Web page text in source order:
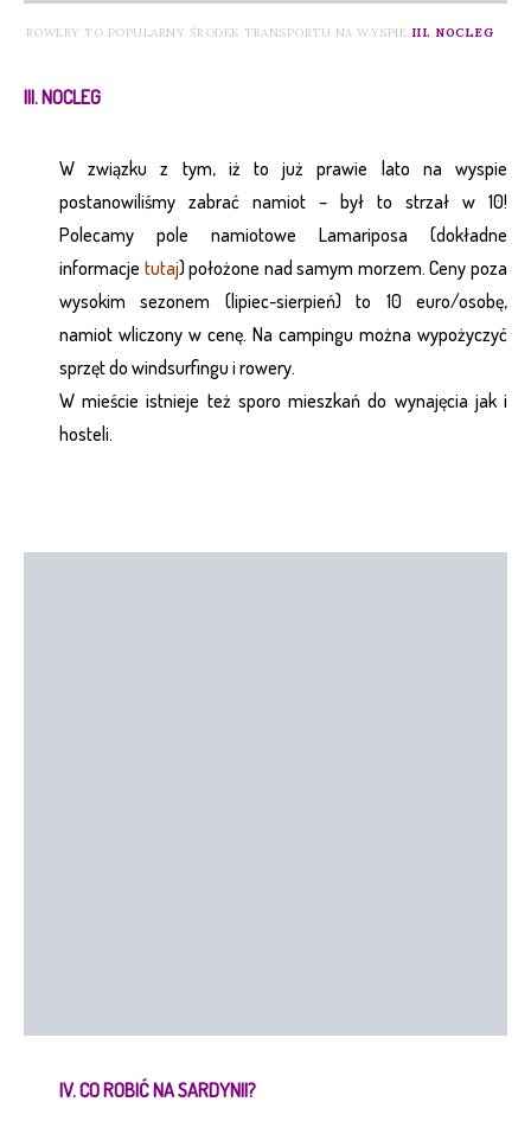
ROWERY TO POPULARNY ŚRODEK TRANSPORTU NA WYSPIE III. NOCLEG
III. NOCLEG
W związku z tym, iż to już prawie lato na wyspie
postanowiliśmy zabrać namiot – był to strzał w 10!
Polecamy pole namiotowe Lamariposa (dokładne
informacje tutaj) położone nad samym morzem. Ceny poza
wysokim sezonem (lipiec-sierpień) to 10 euro/osobę,
namiot wliczony w cenę. Na campingu można wypożyczyć
sprzęt do windsurfingu i rowery.
W mieście istnieje też sporo mieszkań do wynajęcia jak i
hosteli.
IV. CO ROBIĆ NA SARDYNII?